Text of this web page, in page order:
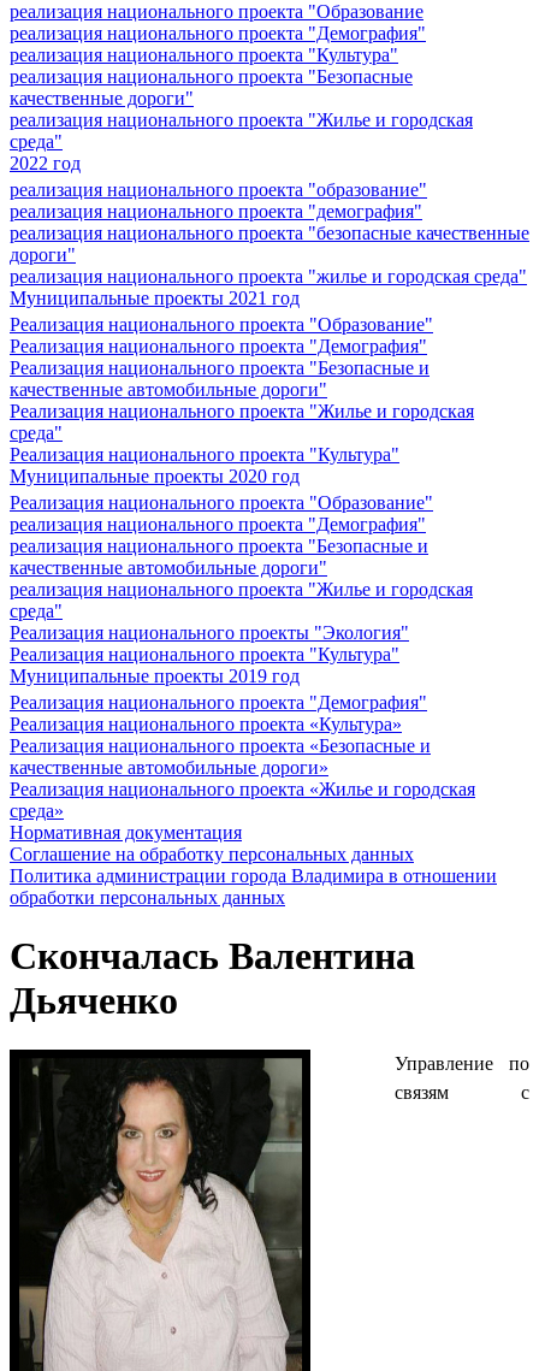
реализация национального проекта "Образование
реализация национального проекта "Демография"
реализация национального проекта "Культура"
реализация национального проекта "Безопасные
качественные дороги"
реализация национального проекта "Жилье и городская
среда"
2022 год
реализация национального проекта "образование"
реализация национального проекта "демография"
реализация национального проекта "безопасные качественные
дороги"
реализация национального проекта "жилье и городская среда"
Муниципальные проекты 2021 год
Реализация национального проекта "Образование"
Реализация национального проекта "Демография"
Реализация национального проекта "Безопасные и
качественные автомобильные дороги"
Реализация национального проекта "Жилье и городская
среда"
Реализация национального проекта "Культура"
Муниципальные проекты 2020 год
Реализация национального проекта "Образование"
реализация национального проекта "Демография"
реализация национального проекта "Безопасные и
качественные автомобильные дороги"
реализация национального проекта "Жилье и городская
среда"
Реализация национального проекты "Экология"
Реализация национального проекта "Культура"
Муниципальные проекты 2019 год
Реализация национального проекта "Демография"
Реализация национального проекта «Культура»
Реализация национального проекта «Безопасные и
качественные автомобильные дороги»
Реализация национального проекта «Жилье и городская
среда»
Нормативная документация
Соглашение на обработку персональных данных
Политика администрации города Владимира в отношении
обработки персональных данных
Скончалась Валентина
Дьяченко
Управление по
связям с